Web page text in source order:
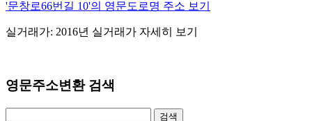
'문창로66번길 10'의 영문도로명 주소 보기
실거래가: 2016년 실거래가 자세히 보기
영문주소변환 검색